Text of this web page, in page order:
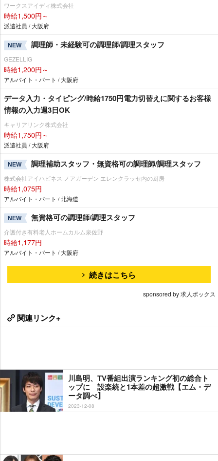
ワークスアイディ株式会社
時給1,500円～
派遣社員 / 大阪府
NEW 調理師・未経験可の調理師/調理スタッフ
GEZELLIG
時給1,200円～
アルバイト・パート / 大阪府
データ入力・タイピング/時給1750円電力切替えに関するお客様
情報の入力週3日OK
キャリアリンク株式会社
時給1,750円～
派遣社員 / 大阪府
NEW 調理補助スタッフ・無資格可の調理師/調理スタッフ
株式会社アイハピネス ノアガーデン エレンクラッセ内の厨房
時給1,075円
アルバイト・パート / 北海道
NEW 無資格可の調理師/調理スタッフ
介護付き有料老人ホームカルム泉佐野
時給1,177円
アルバイト・パート / 大阪府
続きはこちら
sponsored by 求人ボックス
関連リンク+
川島明、TV番組出演ランキング初の総合ト
ップに 設楽統と1本差の超激戦【エム・デ
ータ調べ】
2023-12-08